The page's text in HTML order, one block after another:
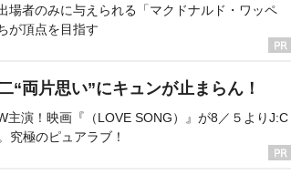
場者のみに与えられる「マクドナルド・ワッペ
が頂点を目指す
“両片思い”にキュンが止まらん！
主演！映画『（LOVE SONG）』が8／５よりJ:C
究極のピュアラブ！